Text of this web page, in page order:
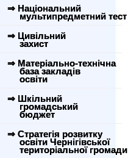
⇒ Національний
мультипредметний тест
⇒ Цивільний
захист
⇒ Матеріально-технічна
база закладів
освіти
⇒ Шкільний
громадський
бюджет
⇒ Стратегія розвитку
освіти Чернігівської
територіальної громади